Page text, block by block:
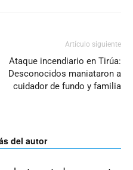
Artículo siguiente
Ataque incendiario en Tirúa:
Desconocidos maniataron a
cuidador de fundo y familia
del autor